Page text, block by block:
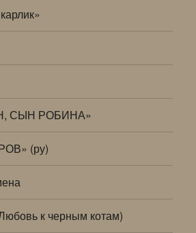
СЫН РОБИНА»
(ру)
к черным котам)